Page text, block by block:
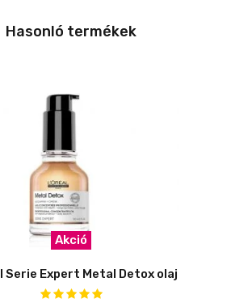
Hasonló termékek
Akció
Serie Expert Metal Detox olaj